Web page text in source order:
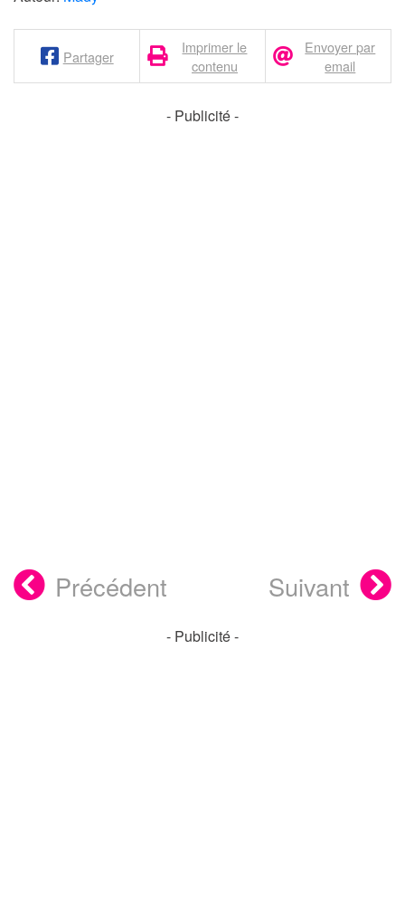
Partager
Imprimer le
contenu
Envoyer par
email
- Publicité -
Précédent Suivant
- Publicité -